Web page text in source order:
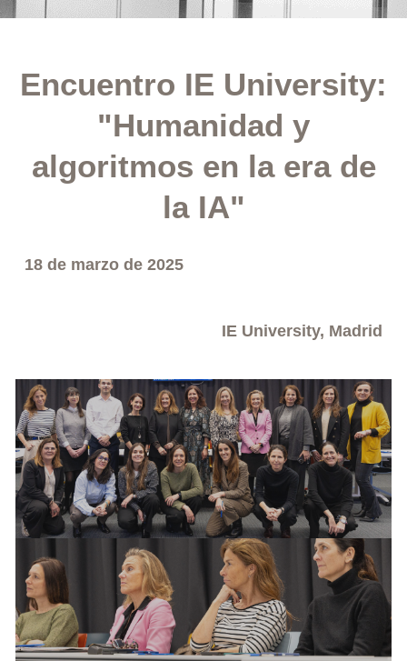
Encuentro IE University:
"Humanidad y
algoritmos en la era de
la IA"
18 de marzo de 2025
IE University, Madrid